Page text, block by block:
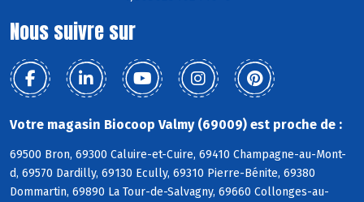
Nous suivre sur
Votre magasin Biocoop Valmy (69009) est proche de :
69500 Bron, 69300 Caluire-et-Cuire, 69410 Champagne-au-Mont-
d, 69570 Dardilly, 69130 Ecully, 69310 Pierre-Bénite, 69380
Dommartin, 69890 La Tour-de-Salvagny, 69660 Collonges-au-